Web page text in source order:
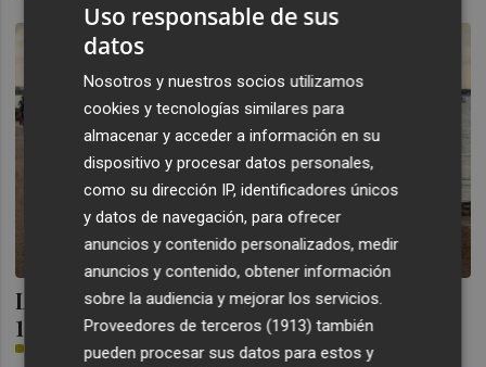
La 15K Formentera Sunset Run regresa el
10 de octubre de 2026
Uso responsable de sus
datos
Nosotros y nuestros socios utilizamos
cookies y tecnologías similares para
almacenar y acceder a información en su
dispositivo y procesar datos personales,
como su dirección IP, identificadores únicos
y datos de navegación, para ofrecer
anuncios y contenido personalizados, medir
anuncios y contenido, obtener información
sobre la audiencia y mejorar los servicios.
Proveedores de terceros (1913) también
pueden procesar sus datos para estos y